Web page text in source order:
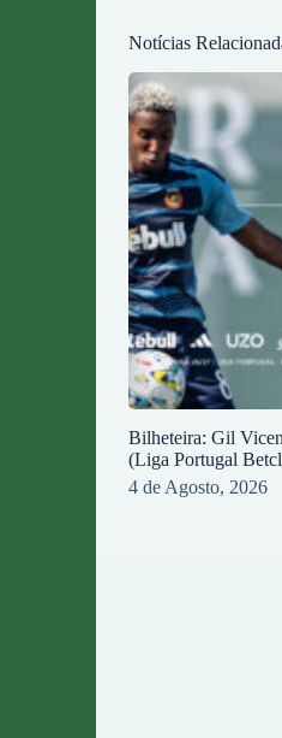
Notícias
Bilheteira: Gil
(Liga Portugal
4 de Agosto, 2026